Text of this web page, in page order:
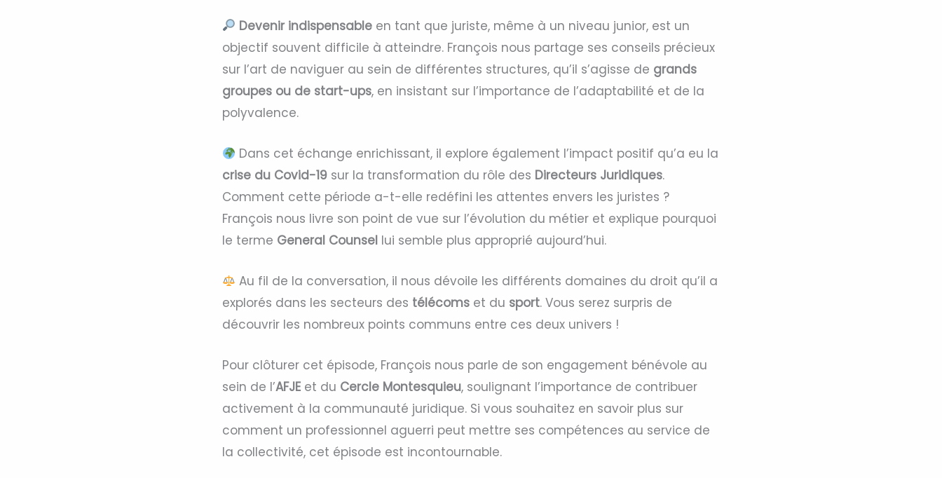
Devenir indispensable en tant que juriste, même à un niveau junior, est un
objectif souvent difficile à atteindre. François nous partage ses conseils précieux
sur l’art de naviguer au sein de différentes structures, qu’il s’agisse de grands
groupes ou de start-ups, en insistant sur l’importance de l’adaptabilité et de la
polyvalence.
Dans cet échange enrichissant, il explore également l’impact positif qu’a eu la
crise du Covid-19 sur la transformation du rôle des Directeurs Juridiques.
Comment cette période a-t-elle redéfini les attentes envers les juristes ?
François nous livre son point de vue sur l’évolution du métier et explique pourquoi
le terme General Counsel lui semble plus approprié aujourd’hui.
Au fil de la conversation, il nous dévoile les différents domaines du droit qu’il a
explorés dans les secteurs des télécoms et du sport. Vous serez surpris de
découvrir les nombreux points communs entre ces deux univers !
Pour clôturer cet épisode, François nous parle de son engagement bénévole au
sein de l’AFJE et du Cercle Montesquieu, soulignant l’importance de contribuer
activement à la communauté juridique. Si vous souhaitez en savoir plus sur
comment un professionnel aguerri peut mettre ses compétences au service de
la collectivité, cet épisode est incontournable.